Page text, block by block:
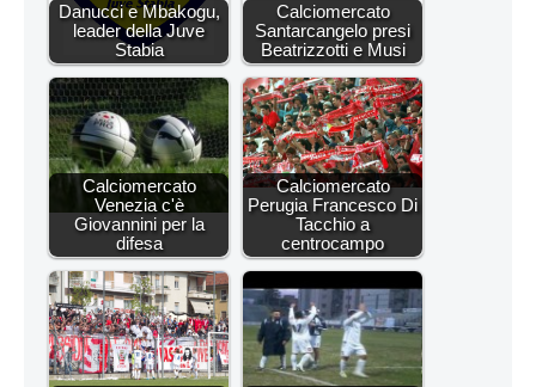
Danucci e Mbakogu,
leader della Juve
Stabia
Calciomercato
Santarcangelo presi
Beatrizzotti e Musi
Calciomercato
Venezia c'è
Giovannini per la
difesa
Calciomercato
Perugia Francesco Di
Tacchio a
centrocampo